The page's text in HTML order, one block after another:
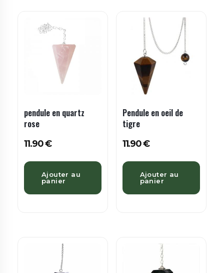
pendule en quartz
rose
11.90€
Ajouter au
panier
Pendule en oeil de
tigre
11.90€
Ajouter au
panier